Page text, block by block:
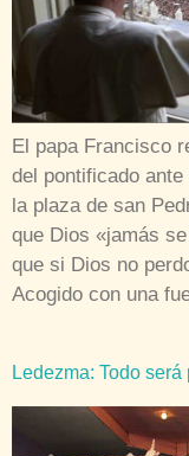
El papa Francisco
del pontificado
la plaza de san
que Dios «jamás
que si Dios no
Acogido con una
Ledezma: Todo